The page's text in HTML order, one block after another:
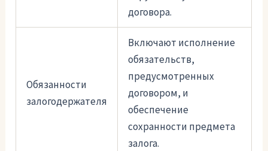
договора.
Обязанности
залогодержателя
Включают исполнение
обязательств,
предусмотренных
договором, и
обеспечение
сохранности предмета
залога.